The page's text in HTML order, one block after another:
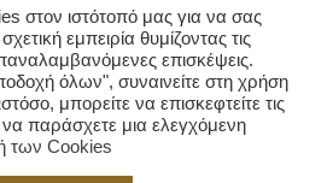
Jewelry Store
στον ιστότοπό μας για να σας
εμπειρία θυμίζοντας τις
επισκέψεις.
όλων", συναινείτε στη χρήση
μπορείτε να επισκεφτείτε τις
να παράσχετε μια ελεγχόμενη
των Cookies